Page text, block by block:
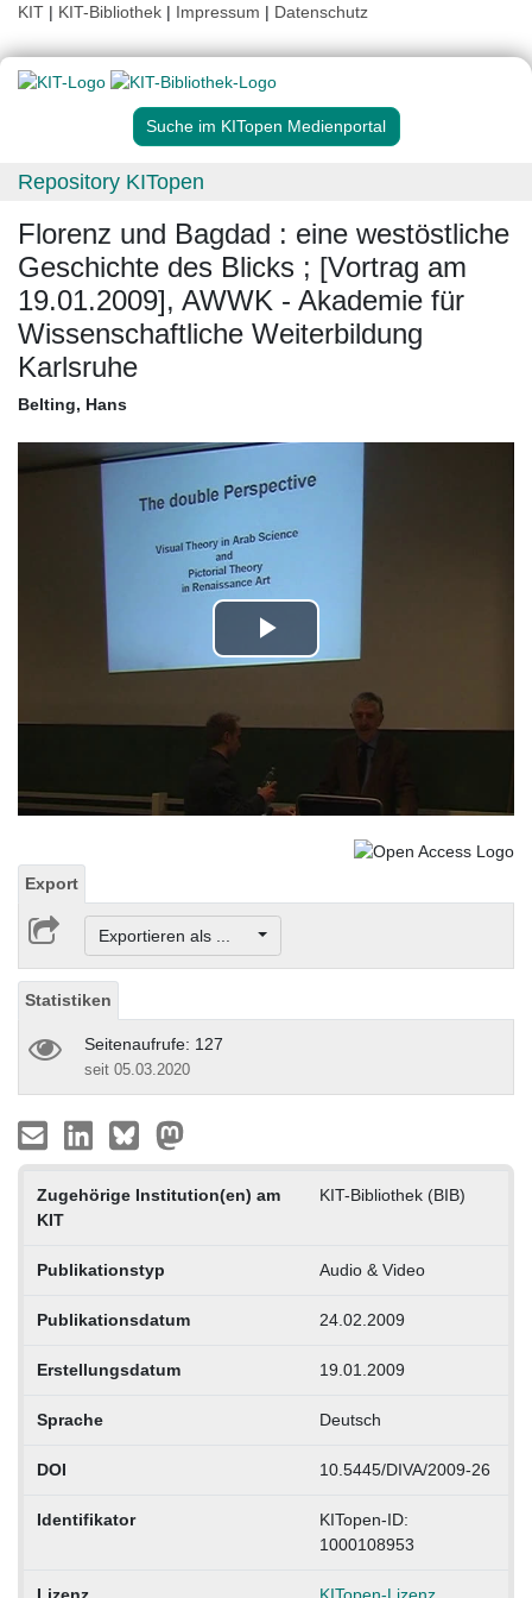
KIT | KIT-Bibliothek | Impressum | Datenschutz
Suche im KITopen Medienportal
Repository KITopen
Florenz und Bagdad : eine westöstliche
Geschichte des Blicks ; [Vortrag am
19.01.2009], AWWK - Akademie für
Wissenschaftliche Weiterbildung
Karlsruhe
Belting, Hans
Play
Video
Export
Exportieren als ...
Statistiken
Seitenaufrufe: 127
seit 05.03.2020
Zugehörige Institution(en) am
KIT
KIT-Bibliothek (BIB)
Publikationstyp Audio & Video
Publikationsdatum 24.02.2009
Erstellungsdatum 19.01.2009
Sprache Deutsch
DOI 10.5445/DIVA/2009-26
Identifikator
KITopen-ID:
1000108953